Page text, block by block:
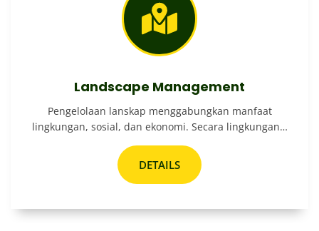
Landscape Management
Pengelolaan lanskap menggabungkan manfaat
lingkungan, sosial, dan ekonomi. Secara lingkungan…
DETAILS